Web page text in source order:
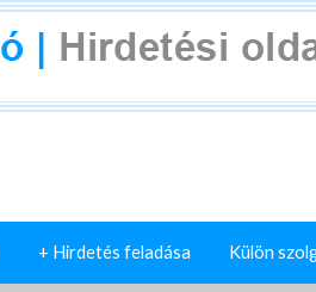
+ Hirdetés feladása Külön